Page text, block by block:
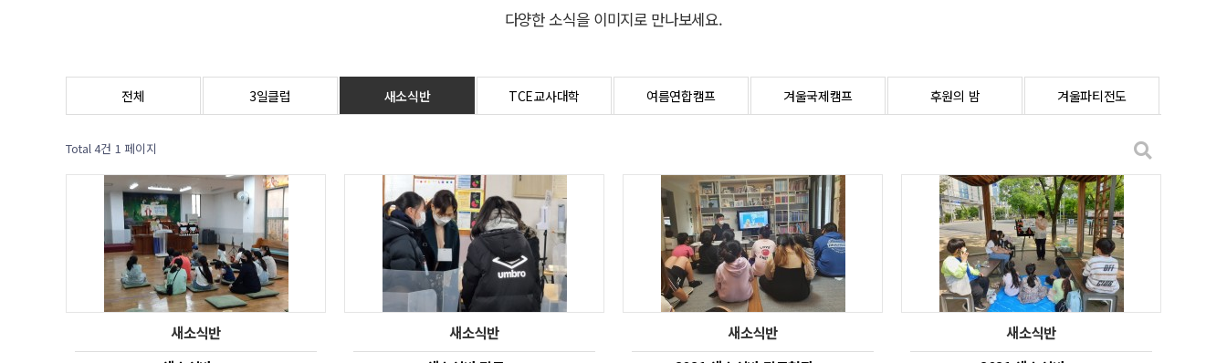
다양한 소식을 이미지로 만나보세요.
전체 3일클럽 새소식반 TCE교사대학 여름연합캠프 겨울국제캠프 후원의 밤 겨울파티전도
Total 4건 1 페이지
새소식반
새소식반
새소식반
새소식반